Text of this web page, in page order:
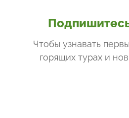
Чтобы узнавать
горящих турах и